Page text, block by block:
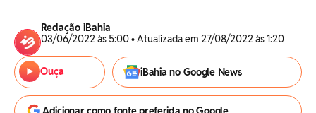
Redação iBahia
03/06/2022 às 5:00 • Atualizada em 27/08/2022 às 1:20
Ouça iBahia no Google News